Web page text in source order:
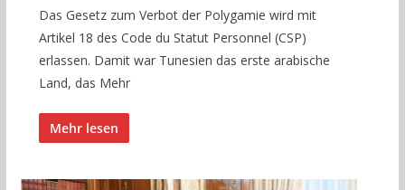
Das Gesetz zum Verbot der Polygamie wird mit
Artikel 18 des Code du Statut Personnel (CSP)
erlassen. Damit war Tunesien das erste arabische
Land, das Mehr
Mehr lesen